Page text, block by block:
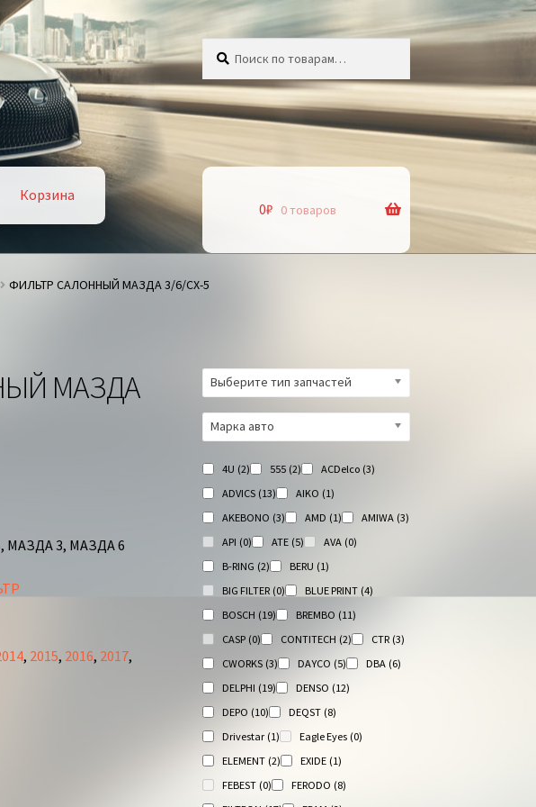
Корзина
0₽ 0 товаров
ФИЛЬТР САЛОННЫЙ МАЗДА 3/6/СХ-5
МАЗДА
3, МАЗДА 6
, 2015, 2016, 2017,
Выберите тип запчастей
Марка авто
4U (2) 555 (2) ACDelco (3)
ADVICS (13) AIKO (1)
AKEBONO (3) AMD (1) AMIWA (3)
API (0) ATE (5) AVA (0)
B-RING (2) BERU (1)
BIG FILTER (0) BLUE PRINT (4)
BOSCH (19) BREMBO (11)
CASP (0) CONTITECH (2) CTR (3)
CWORKS (3) DAYCO (5) DBA (6)
DELPHI (19) DENSO (12)
DEPO (10) DEQST (8)
Drivestar (1) Eagle Eyes (0)
ELEMENT (2) EXIDE (1)
FEBEST (0) FERODO (8)